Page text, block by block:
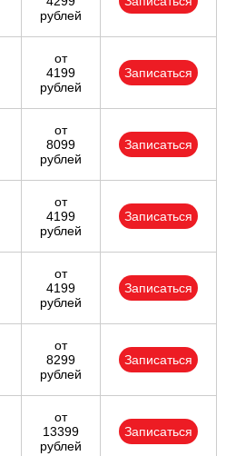
рублей
от
4199
рублей
Записаться
от
8099
рублей
Записаться
от
4199
рублей
Записаться
от
4199
рублей
Записаться
от
8299
рублей
Записаться
от
13399
рублей
Записаться